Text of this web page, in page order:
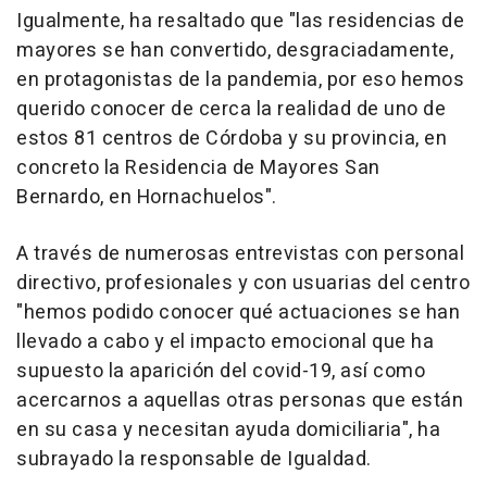
Igualmente, ha resaltado que "las residencias de
mayores se han convertido, desgraciadamente,
en protagonistas de la pandemia, por eso hemos
querido conocer de cerca la realidad de uno de
estos 81 centros de Córdoba y su provincia, en
concreto la Residencia de Mayores San
Bernardo, en Hornachuelos".
A través de numerosas entrevistas con personal
directivo, profesionales y con usuarias del centro
"hemos podido conocer qué actuaciones se han
llevado a cabo y el impacto emocional que ha
supuesto la aparición del covid-19, así como
acercarnos a aquellas otras personas que están
en su casa y necesitan ayuda domiciliaria", ha
subrayado la responsable de Igualdad.